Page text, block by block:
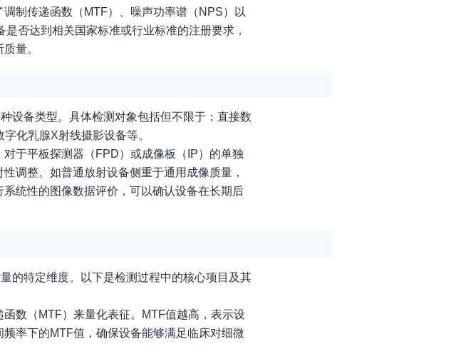
制传递函数（MTF）、噪声功率谱（NPS）以
否达到相关国家标准或行业标准的注册要求，
量。
设备类型。具体检测对象包括但不限于：直接数
化乳腺X射线摄影设备等。
于平板探测器（FPD）或成像板（IP）的单独
调整。如普通放射设备侧重于通用成像质量，
统性的图像数据评价，可以确认设备在长期后
的特定维度。以下是检测过程中的核心项目及其
数（MTF）来量化表征。MTF值越高，表示设
率下的MTF值，确保设备能够满足临床对细微